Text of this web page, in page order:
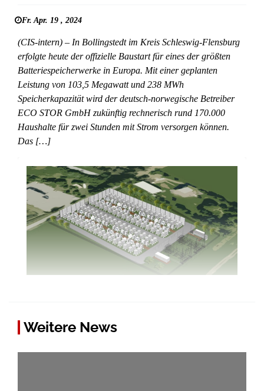
Fr. Apr. 19 , 2024
(CIS-intern) – In Bollingstedt im Kreis Schleswig-Flensburg
erfolgte heute der offizielle Baustart für eines der größten
Batteriespeicherwerke in Europa. Mit einer geplanten
Leistung von 103,5 Megawatt und 238 MWh
Speicherkapazität wird der deutsch-norwegische Betreiber
ECO STOR GmbH zukünftig rechnerisch rund 170.000
Haushalte für zwei Stunden mit Strom versorgen können.
Das […]
Weitere News